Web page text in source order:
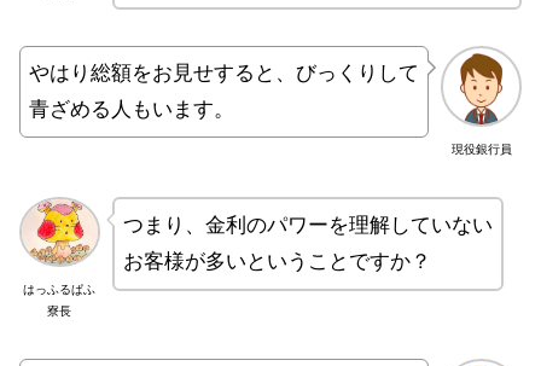
現役銀行員
やはり総額をお見せすると、びっくりして
青ざめる人もいます。
はっふるぱふ
寮長
つまり、金利のパワーを理解していない
お客様が多いということですか？